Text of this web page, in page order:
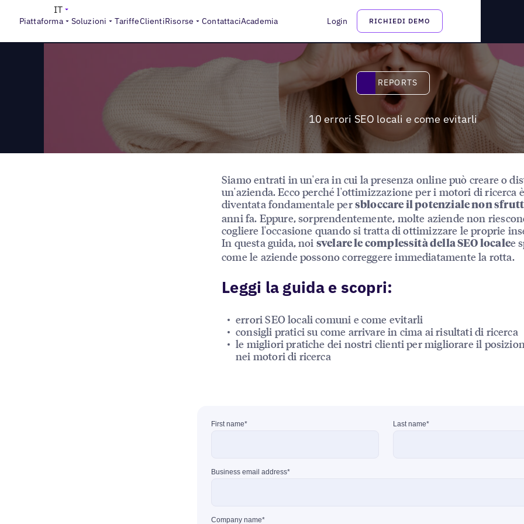
Piattaforma Soluzioni TariffeClientiRisorse ContattaciAcademia Login RICHIEDI DEMO
IT
Reports
Reports
REPORTS
10 errori SEO locali e come evitarli
Siamo entrati in un'era in cui la presenza online può creare o
un'azienda. Ecco perché l'ottimizzazione per i motori di ricerca è
diventata fondamentale per sbloccare il potenziale non
anni fa. Eppure, sorprendentemente, molte aziende non
cogliere l'occasione quando si tratta di ottimizzare le proprie
In questa guida, noi svelare le complessità della SEO localee
come le aziende possono correggere immediatamente la rotta.
Leggi la guida e scopri:
errori SEO locali comuni e come evitarli
consigli pratici su come arrivare in cima ai risultati di ricerca
le migliori pratiche dei nostri clienti per migliorare il
nei motori di ricerca